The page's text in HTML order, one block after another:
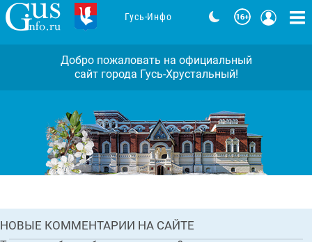
ГЛАВНАЯНОВОСТЬ
Задержан исполнительный директор
коммерческой организации по
обвинению в покушении на
набережной в Гусь-Хрустальном
НОВЫЕ КОММЕНТАРИИ НА САЙТЕ
Гусь-Инфо
Добро пожаловать на официальный
сайт города Гусь-Хрустальный!